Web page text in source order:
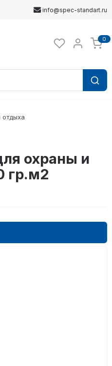
info@spec-standart.ru
0
охраны и
гр.м2